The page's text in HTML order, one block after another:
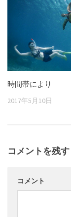
時間帯により
2017年5月10日
コメントを残す
コメント